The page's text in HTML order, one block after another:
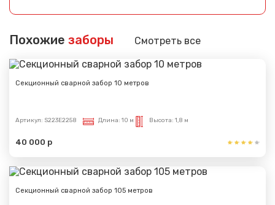
Похожие заборы Смотреть все
Секционный сварной забор 10 метров
Артикул: S223E2258 Длина: 10 м Высота: 1,8 м
40 000 р
Секционный сварной забор 105 метров